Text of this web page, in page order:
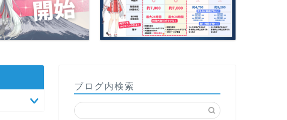
ブログ内検索